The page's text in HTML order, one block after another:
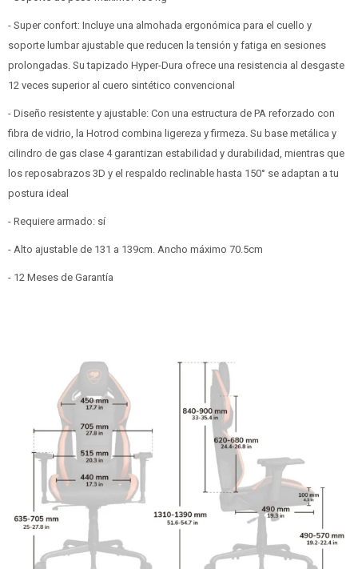
- Super confort: Incluye una almohada ergonómica para el cuello y
soporte lumbar ajustable que reducen la tensión y fatiga en sesiones
prolongadas. Su tapizado Hyper-Dura ofrece una resistencia al desgaste
12 veces superior al cuero sintético convencional
- Diseño resistente y ajustable: Con una estructura de PA reforzado con
fibra de vidrio, la Hotrod combina ligereza y firmeza. Su base metálica y
cilindro de gas clase 4 garantizan estabilidad y durabilidad, mientras que
los reposabrazos 3D y el respaldo reclinable hasta 150° se adaptan a tu
postura ideal
- Requiere armado: sí
- Alto ajustable de 131 a 139cm. Ancho máximo 70.5cm
- 12 Meses de Garantía